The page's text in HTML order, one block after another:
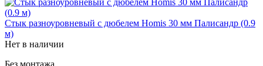
Стык разноуровневый с дюбелем Homis 30 мм Палисандр (0.9
м)
Нет в наличии
Без монтажа